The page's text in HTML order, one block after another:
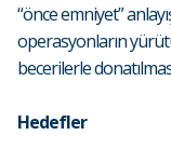
“önce emniyet”
operasyonların
becerilerle
Hedefler